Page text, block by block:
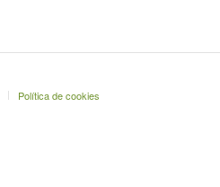
Política de cookies